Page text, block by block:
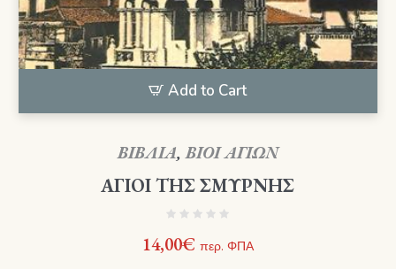
Add to Cart
ΒΙΒΛΙΑ,ΒΙΟΙ ΑΓΙΩΝ
ΑΓΙΟΙ ΤΗΣ ΣΜΥΡΝΗΣ
14,00€ περ. ΦΠΑ